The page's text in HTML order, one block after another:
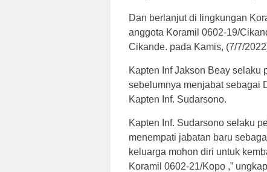
Dan berlanjut di lingkungan
anggota Koramil 0602-19/
Cikande. pada Kamis, (7/7/
Kapten Inf Jakson Beay selaku
sebelumnya menjabat sebagai
Kapten Inf. Sudarsono.
Kapten Inf. Sudarsono selaku
menempati jabatan baru
keluarga mohon diri untuk
Koramil 0602-21/Kopo ,”